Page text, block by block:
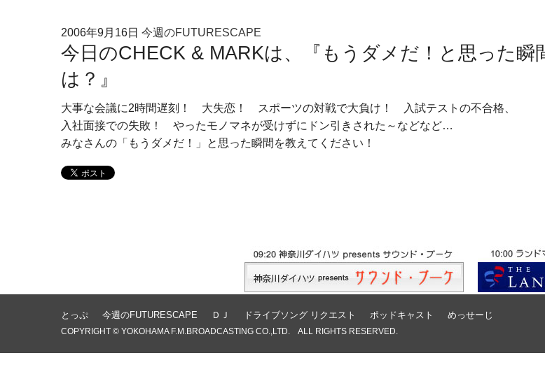
2006年9月16日 今週のFUTURESCAPE
今日のCHECK & MARKは、『もうダメだ！と思った瞬
は？』
大事な会議に2時間遅刻！ 大失恋！ スポーツの対戦で大負け！ 入試テストの不合格、
入社面接での失敗！ やったモノマネが受けずにドン引きされた～などなど…
みなさんの「もうダメだ！」と思った瞬間を教えてください！
とっぷ 今週のFUTURESCAPE ＤＪ ドライブソング リクエスト ポッドキャスト めっせーじ
COPYRIGHT © YOKOHAMA F.M.BROADCASTING CO.,LTD. ALL RIGHTS RESERVED.